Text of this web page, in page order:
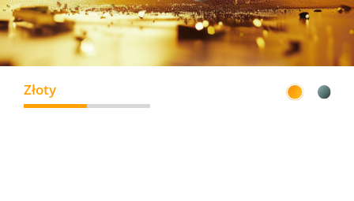
Złoty
Zielony